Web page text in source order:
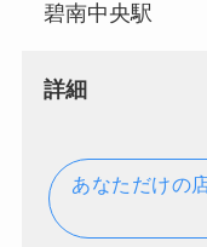
碧南中央駅
詳細
あなただけの